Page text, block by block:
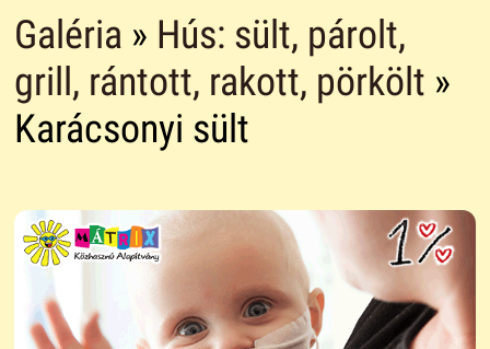
Galéria » Hús: sült, párolt,
grill, rántott, rakott, pörkölt »
Karácsonyi sült